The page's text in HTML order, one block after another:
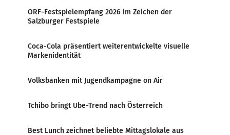
ORF-Festspielempfang 2026 im Zeichen der
Salzburger Festspiele
Coca-Cola präsentiert weiterentwickelte visuelle
Markenidentität
Volksbanken mit Jugendkampagne on Air
Tchibo bringt Ube-Trend nach Österreich
Best Lunch zeichnet beliebte Mittagslokale aus